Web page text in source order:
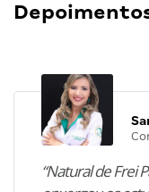
“Natural de Frei